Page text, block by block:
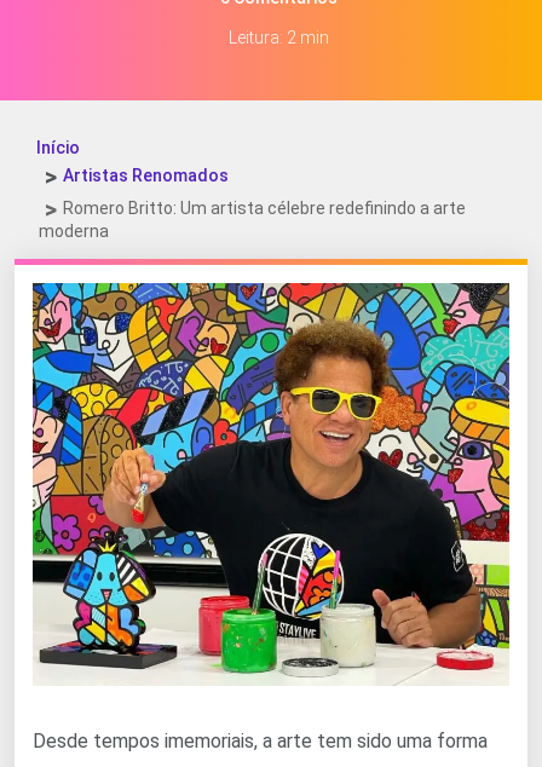
Leitura: 2 min
Início
Artistas Renomados
Romero Britto: Um artista célebre redefinindo a arte
moderna
Desde tempos imemoriais, a arte tem sido uma forma